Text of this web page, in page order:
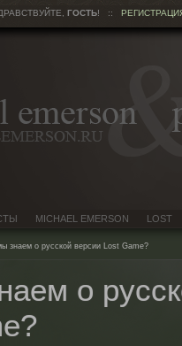
ГОСТЬ! ::
MICHAEL EMERSON LOST
знаем о русской версии Lost Game?
о